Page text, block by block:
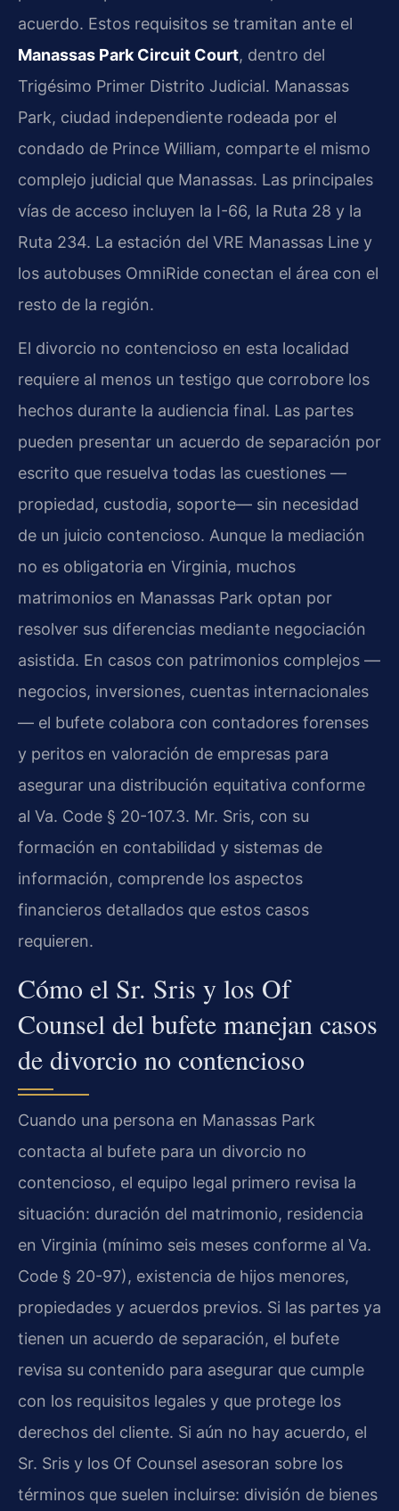
acuerdo. Estos requisitos se tramitan ante el
Manassas Park Circuit Court, dentro del
Trigésimo Primer Distrito Judicial. Manassas
Park, ciudad independiente rodeada por el
condado de Prince William, comparte el mismo
complejo judicial que Manassas. Las principales
vías de acceso incluyen la I-66, la Ruta 28 y la
Ruta 234. La estación del VRE Manassas Line y
los autobuses OmniRide conectan el área con el
resto de la región.
El divorcio no contencioso en esta localidad
requiere al menos un testigo que corrobore los
hechos durante la audiencia final. Las partes
pueden presentar un acuerdo de separación por
escrito que resuelva todas las cuestiones —
propiedad, custodia, soporte— sin necesidad
de un juicio contencioso. Aunque la mediación
no es obligatoria en Virginia, muchos
matrimonios en Manassas Park optan por
resolver sus diferencias mediante negociación
asistida. En casos con patrimonios complejos —
negocios, inversiones, cuentas internacionales
— el bufete colabora con contadores forenses
y peritos en valoración de empresas para
asegurar una distribución equitativa conforme
al Va. Code § 20-107.3. Mr. Sris, con su
formación en contabilidad y sistemas de
información, comprende los aspectos
financieros detallados que estos casos
requieren.
Cómo el Sr. Sris y los Of
Counsel del bufete manejan casos
de divorcio no contencioso
Cuando una persona en Manassas Park
contacta al bufete para un divorcio no
contencioso, el equipo legal primero revisa la
situación: duración del matrimonio, residencia
en Virginia (mínimo seis meses conforme al Va.
Code § 20-97), existencia de hijos menores,
propiedades y acuerdos previos. Si las partes ya
tienen un acuerdo de separación, el bufete
revisa su contenido para asegurar que cumple
con los requisitos legales y que protege los
derechos del cliente. Si aún no hay acuerdo, el
Sr. Sris y los Of Counsel asesoran sobre los
términos que suelen incluirse: división de bienes